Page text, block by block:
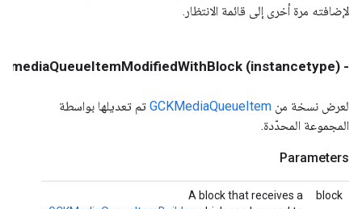
لإضافته مرة أخرى إلى قائمة الانتظار.
- (instancetype) mediaQueueItemModifiedWithBlock:
لعرض نسخة من GCKMediaQueueItem تم تعديلها بواسطة
المجموعة المحدّدة.
Parameters
block
A block that receives a